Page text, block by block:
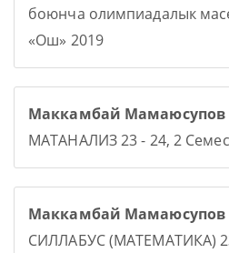
боюнча олимпиадалык
«Ош» 2019
Маккамбай Мамаюсупов
МАТАНАЛИЗ 23 - 24, 2
Маккамбай Мамаюсупов
СИЛЛАБУС (МАТЕМАТИКА) 23